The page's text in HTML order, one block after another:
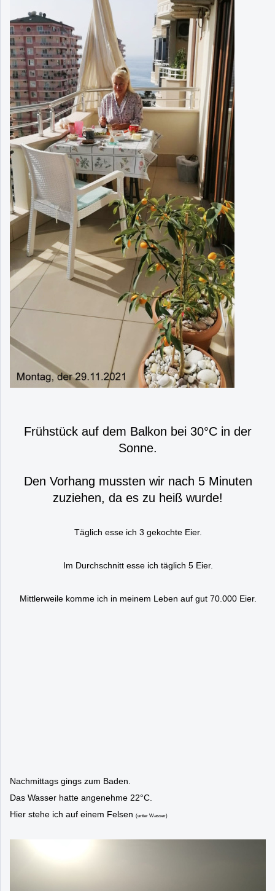
Frühstück auf dem Balkon bei 30°C in der
Sonne.
Den Vorhang mussten wir nach 5 Minuten
zuziehen, da es zu heiß wurde!
Täglich esse ich 3 gekochte Eier.
Im Durchschnitt esse ich täglich 5 Eier.
Mittlerweile komme ich in meinem Leben auf gut 70.000 Eier.
Nachmittags gings zum Baden.
Das Wasser hatte angenehme 22°C.
Hier stehe ich auf einem Felsen (unter Wasser)